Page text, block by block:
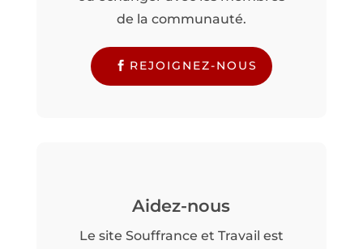
de la communauté.
REJOIGNEZ-NOUS
Aidez-nous
Le site Souffrance et Travail est